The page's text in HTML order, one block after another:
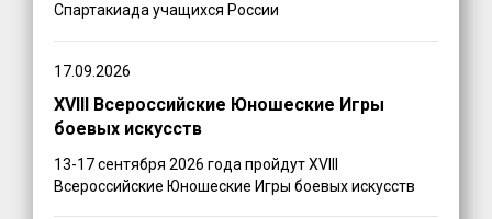
Спартакиада учащихся России
17.09.2026
XVIII Всероссийские Юношеские Игры
боевых искусств
13-17 сентября 2026 года пройдут XVIII
Всероссийские Юношеские Игры боевых искусств